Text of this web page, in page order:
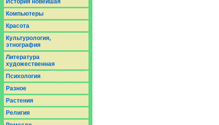
История новейшая
Компьютеры
Красота
Культурология,
этнография
Литература
художественная
Психология
Разное
Растения
Религия